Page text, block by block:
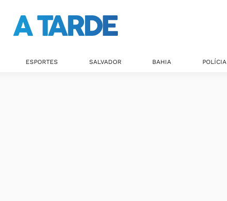
ESPORTES SALVADOR BAHIA POLÍCIA